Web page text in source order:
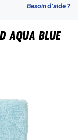
Besoin d'aide ?
Aqua Blue